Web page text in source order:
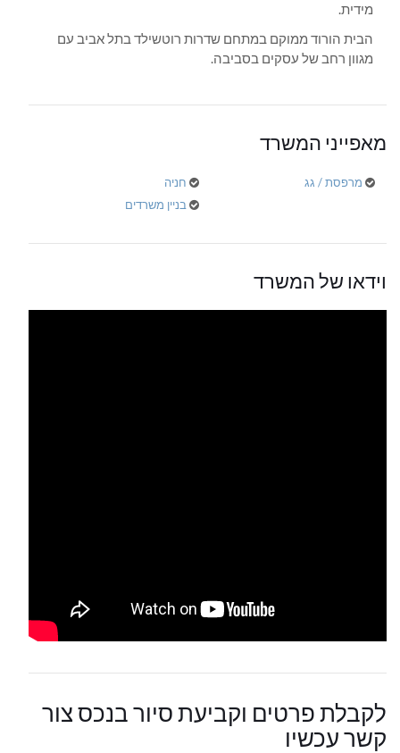
מידית.
הבית הורוד ממוקם במתחם שדרות רוטשילד בתל אביב עם
מגוון רחב של עסקים בסביבה.
מאפייני המשרד
חניה
מרפסת / גג
בניין משרדים
וידאו של המשרד
לקבלת פרטים וקביעת סיור בנכס צור
קשר עכשיו